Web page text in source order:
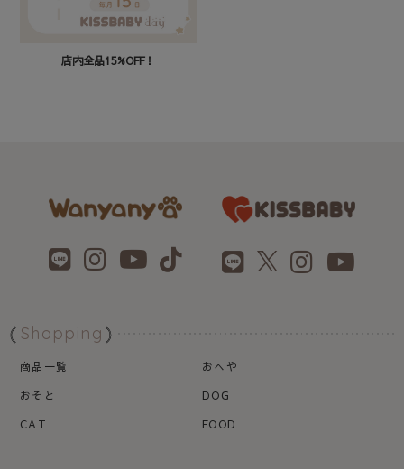
店内全品15%OFF！
Shopping
商品一覧
おへや
おそと
DOG
CAT
FOOD